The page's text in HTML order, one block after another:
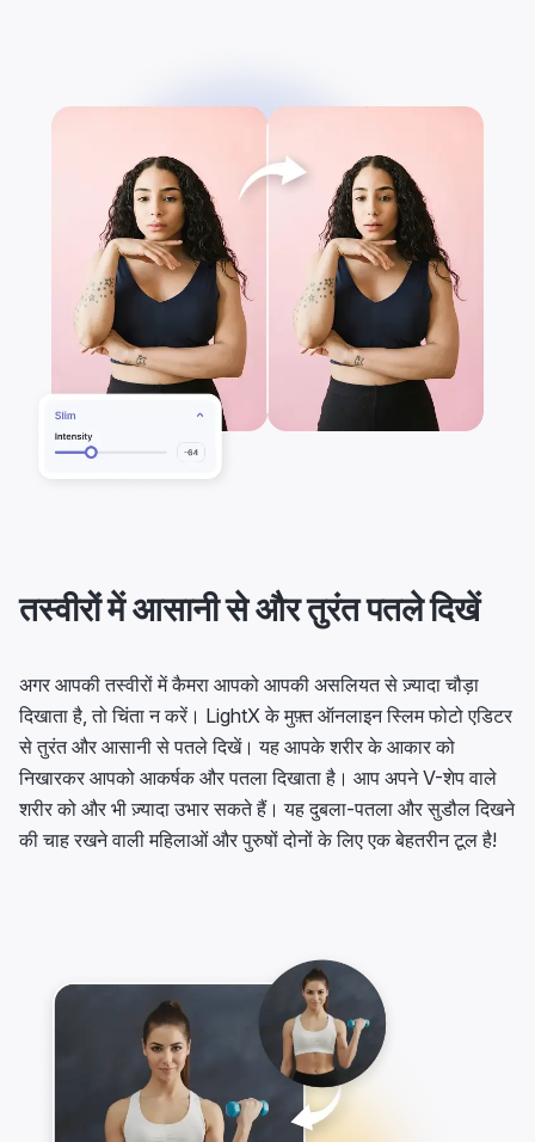
तस्वीरों में आसानी से और तुरंत पतले दिखें
अगर आपकी तस्वीरों में कैमरा आपको आपकी असलियत से ज़्यादा चौड़ा
दिखाता है, तो चिंता न करें। LightX के मुफ़्त ऑनलाइन स्लिम फोटो एडिटर
से तुरंत और आसानी से पतले दिखें। यह आपके शरीर के आकार को
निखारकर आपको आकर्षक और पतला दिखाता है। आप अपने V-शेप वाले
शरीर को और भी ज़्यादा उभार सकते हैं। यह दुबला-पतला और सुडौल दिखने
की चाह रखने वाली महिलाओं और पुरुषों दोनों के लिए एक बेहतरीन टूल है!